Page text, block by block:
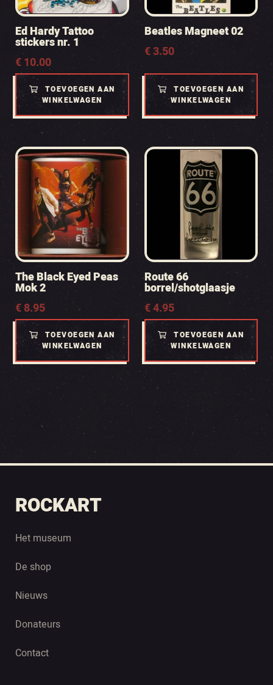
Ed Hardy Tattoo
stickers nr. 1
€10.00
TOEVOEGEN AAN
WINKELWAGEN
Beatles Magneet 02
€3.50
TOEVOEGEN AAN
WINKELWAGEN
The Black Eyed Peas
Mok 2
€8.95
TOEVOEGEN AAN
WINKELWAGEN
Route 66
borrel/shotglaasje
€4.95
TOEVOEGEN AAN
WINKELWAGEN
ROCKART
Het museum
De shop
Nieuws
Donateurs
Contact